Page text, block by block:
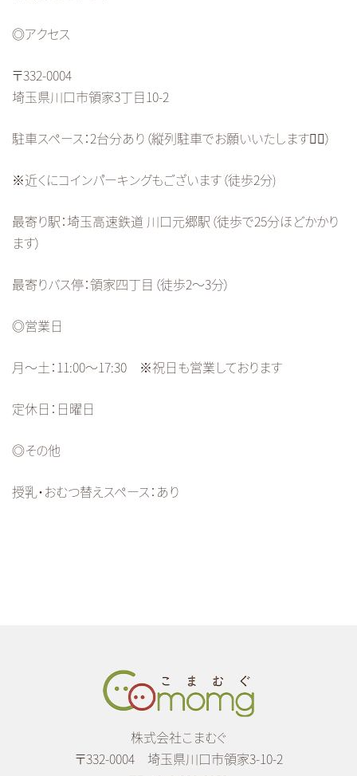
◎アクセス
〒332-0004
埼玉県川口市領家3丁目10-2
駐車スペース：2台分あり（縦列駐車でお願いいたします🙇‍♀️）
※近くにコインパーキングもございます（徒歩2分)
最寄り駅：埼玉高速鉄道 川口元郷駅（徒歩で25分ほどかかり
ます）
最寄りバス停：領家四丁目（徒歩2～3分）
◎営業日
月～土：11:00～17:30 ※祝日も営業しております
定休日：日曜日
◎その他
授乳・おむつ替えスペース：あり
株式会社こまむぐ
〒332-0004 埼玉県川口市領家3-10-2